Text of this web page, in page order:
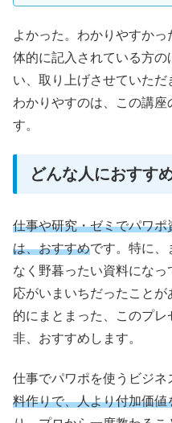
よかった。わかりやすか
体的に記入されている方
い、取り上げさせていた
わかりやすのは、この講座
す。
どんな人におすす
仕事や研究・ゼミでパワ
は、おすすめです。特に、
なく野暮ったい資料にな
応がいまいちだったこと
的にまとまった、このプ
非、おすすめします。
仕事でパワポを使うビジネ
料作りで、人より付加価